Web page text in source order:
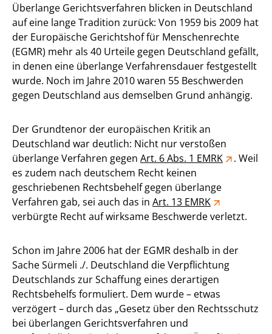
Überlange Gerichtsverfahren blicken in Deutschland
auf eine lange Tradition zurück: Von 1959 bis 2009 hat
der Europäische Gerichtshof für Menschenrechte
(EGMR) mehr als 40 Urteile gegen Deutschland gefällt,
in denen eine überlange Verfahrensdauer festgestellt
wurde. Noch im Jahre 2010 waren 55 Beschwerden
gegen Deutschland aus demselben Grund anhängig.
Der Grundtenor der europäischen Kritik an
Deutschland war deutlich: Nicht nur verstoßen
überlange Verfahren gegen Art. 6 Abs. 1 EMRK
. Weil
es zudem nach deutschem Recht keinen
geschriebenen Rechtsbehelf gegen überlange
Verfahren gab, sei auch das in Art. 13 EMRK
verbürgte Recht auf wirksame Beschwerde verletzt.
Schon im Jahre 2006 hat der EGMR deshalb in der
Sache Sürmeli ./. Deutschland die Verpflichtung
Deutschlands zur Schaffung eines derartigen
Rechtsbehelfs formuliert. Dem wurde – etwas
verzögert – durch das „Gesetz über den Rechtsschutz
bei überlangen Gerichtsverfahren und